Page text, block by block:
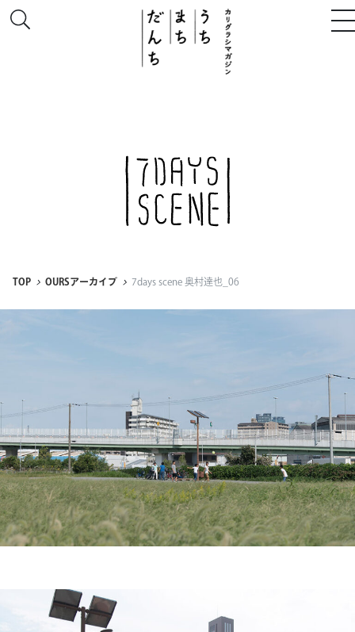
このサイトについて
# うち
# だんち
ジャーナル
タグ一覧
TOP OURSアーカイブ 7days scene 奥村達也_06